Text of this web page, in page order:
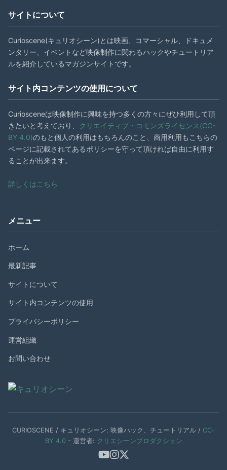
サイトについて
Curioscene(キュリオシーン)とは映画、コマーシャル、ドキュメ
ンタリー、イベントなど映像制作に関わるハックやチュートリア
ルを紹介しているマガジンサイトです。
サイト内コンテンツの使用について
Curiosceneは映像制作に興味を持つ多くの方々にぜひ利用して頂
きたいと考えており、
クリエイティブ・コモンズライセンス(CC-
BY 4.0)のもと個人の利用はもちろんのこと、商用利用もこちらの
ページに記載されてあるポリシーを守って頂ければ自由に利用す
ることが出来ます。
詳しくはこちら
メニュー
ホーム
最新記事
サイトについて
サイト内コンテンツの使用
プライバシーポリシー
運営組織
お問い合わせ
CURIOSCENE / キュリオシーン: 映像ハック、チュートリアル / CC-
BY 4.0 - 運営者: クリエシーンプロダクション